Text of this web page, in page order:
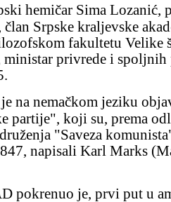
Srpske kraljevske
fakultetu Velike
ministar privrede i spoljnih
partije", koji su, prema
"Saveza
napisali Karl Marks